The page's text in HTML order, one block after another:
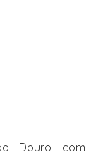
Douro com